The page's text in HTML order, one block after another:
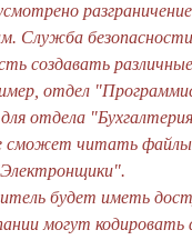
Служба
создавать различные
отдел
отдела
сможет читать
будет иметь
могут кодировать